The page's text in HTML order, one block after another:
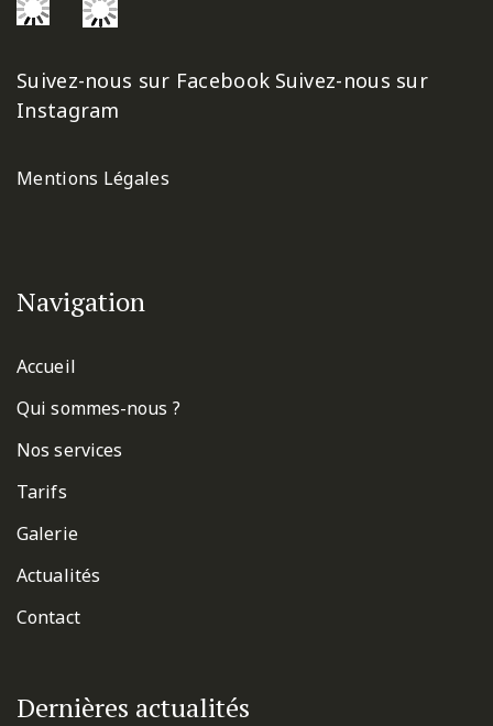
Suivez-nous sur Facebook Suivez-nous sur
Instagram
Mentions Légales
Navigation
Accueil
Qui sommes-nous ?
Nos services
Tarifs
Galerie
Actualités
Contact
Dernières actualités